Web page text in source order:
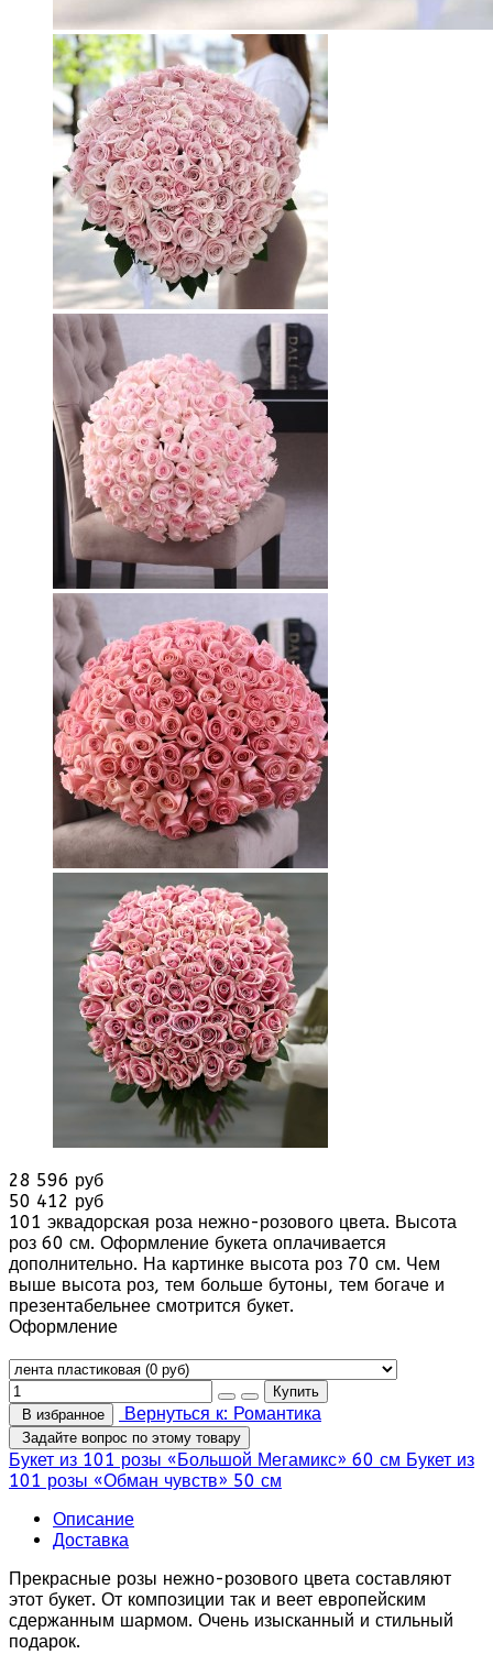
28 596 руб
50 412 руб
101 эквадорская роза нежно-розового цвета. Высота
роз 60 см. Оформление букета оплачивается
дополнительно. На картинке высота роз 70 см. Чем
выше высота роз, тем больше бутоны, тем богаче и
презентабельнее смотрится букет.
Оформление
В избранное Вернуться к: Романтика
Задайте вопрос по этому товару
Букет из 101 розы «Большой Мегамикс» 60 см Букет из
101 розы «Обман чувств» 50 см
Описание
Доставка
Прекрасные розы нежно-розового цвета составляют
этот букет. От композиции так и веет европейским
сдержанным шармом. Очень изысканный и стильный
подарок.